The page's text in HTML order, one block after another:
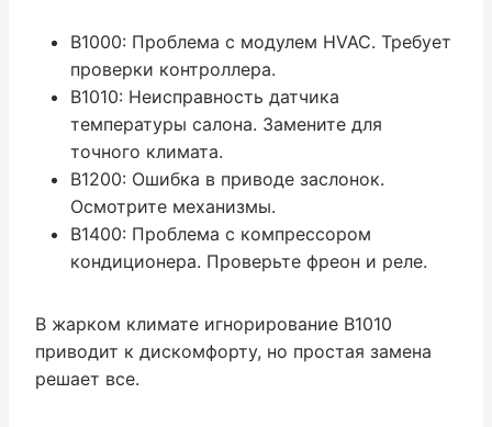
B1000: Проблема с модулем HVAC. Требует
проверки контроллера.
B1010: Неисправность датчика
температуры салона. Замените для
точного климата.
B1200: Ошибка в приводе заслонок.
Осмотрите механизмы.
B1400: Проблема с компрессором
кондиционера. Проверьте фреон и реле.
В жарком климате игнорирование B1010
приводит к дискомфорту, но простая замена
решает все.